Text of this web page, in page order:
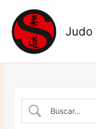
contenido
Judo